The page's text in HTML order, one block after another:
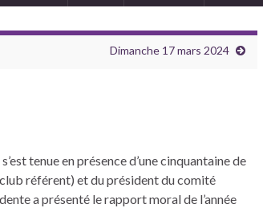
Dimanche 17 mars 2024
tenue en présence d’une cinquantaine de
référent) et du président du comité
a présenté le rapport moral de l’année